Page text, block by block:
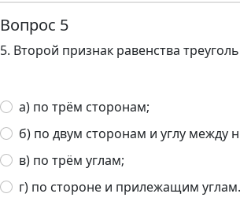
Вопрос 5
5. Второй признак равенства
а) по трём сторонам;
б) по двум сторонам и углу между
в) по трём углам;
г) по стороне и прилежащим углам.